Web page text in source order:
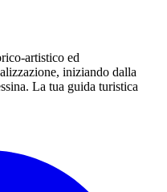
artistico ed
iniziando dalla
La tua guida turistica